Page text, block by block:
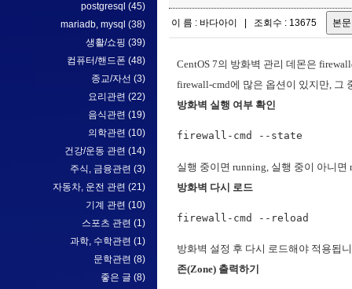
postgresql (45)
mariadb, mysql (38)
생활/쇼핑 (39)
컴퓨터/핸드폰 (48)
종교/자선 (3)
요리관련 (22)
음식관련 (19)
의학관련 (10)
건강/운동 관련 (14)
주식, 금융관련 (3)
자동차, 운전 관련 (21)
기계 관련 (10)
스포츠 관련 (1)
과학, 수학관련 (1)
문학관련 (8)
좋은 글 (8)
이 름 : 바다아이 | 조회수 : 13675
CentOS 7의 방화벽 관리 데몬은
firewall-cmd에 많은 옵션이 있지만, 그
방화벽 실행 여부 확인
firewall-cmd --state
실행 중이면 running, 실행 중이 아니
방화벽 다시 로드
firewall-cmd --reload
방화벽 설정 후 다시 로드해야 적용됩
존(Zone) 출력하기